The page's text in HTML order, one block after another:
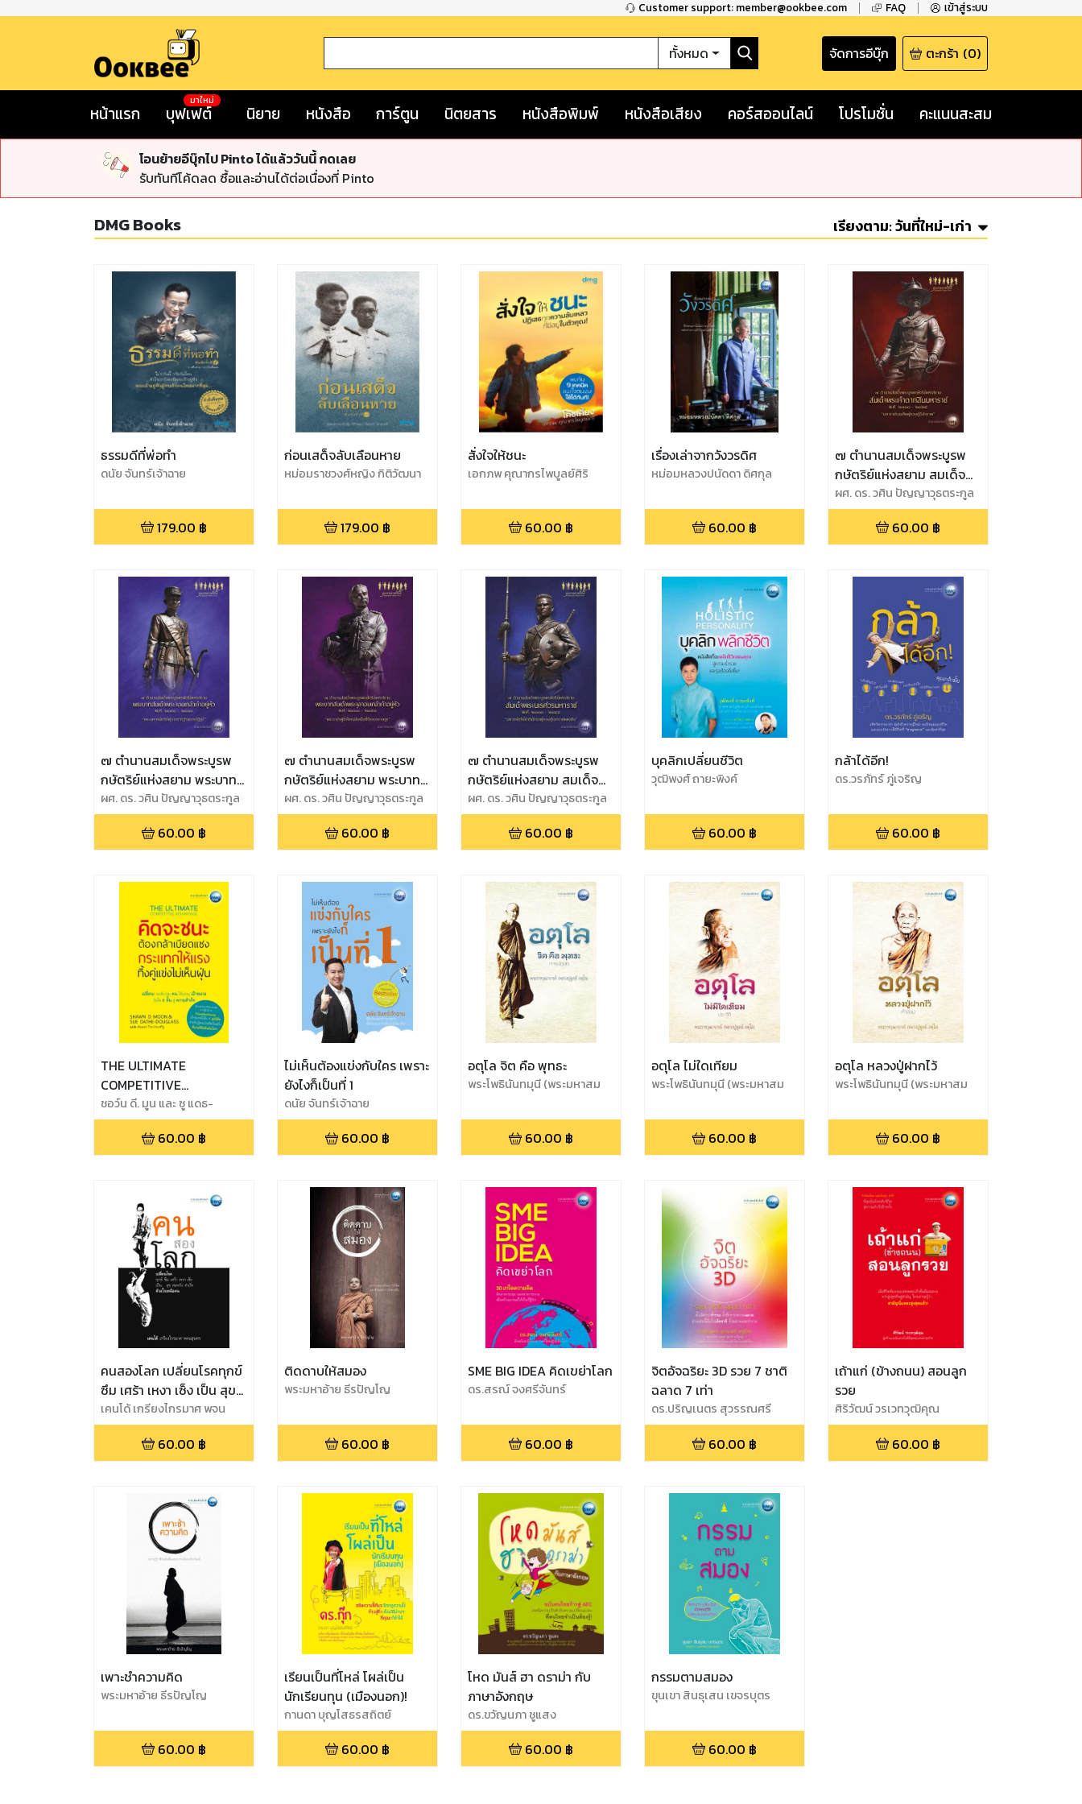
Customer support: member@ookbee.com FAQ เข้าสู่ระบบ
ทั้งหมด จัดการอีบุ๊ก ตะกร้า (0)
หน้าแรก บุฟเฟต์
มาใหม่
นิยาย หนังสือ การ์ตูน นิตยสาร หนังสือพิมพ์ หนังสือเสียง คอร์สออนไลน์ โปรโมชั่น คะแนนสะสม
โอนย้ายอีบุ๊กไป Pinto ได้แล้ววันนี้ กดเลย
รับทันทีโค้ดลด ซื้อและอ่านได้ต่อเนื่องที่ Pinto
DMG Books เรียงตาม:วันที่ใหม่-เก่า
ธรรมดีที่พ่อทำ
ดนัย จันทร์เจ้าฉาย
179.00 ฿
ก่อนเสด็จลับเลือนหาย
หม่อมราชวงศ์หญิง กิติวัฒนา
179.00 ฿
สั่งใจให้ชนะ
เอกภพ คุณากรไพบูลย์ศิริ
60.00 ฿
เรื่องเล่าจากวังวรดิศ
หม่อมหลวงปนัดดา ดิศกุล
60.00 ฿
๗ ตำนานสมเด็จพระบูรพ
กษัตริย์แห่งสยาม สมเด็จ
พระเจ้าตากสินมหาราช
ผศ. ดร. วศิน ปัญญาวุธตระกูล
60.00 ฿
๗ ตำนานสมเด็จพระบูรพ
กษัตริย์แห่งสยาม พระบาท
สมเด็จพระจอมเกล้าเจ้าอยู่
หัว
ผศ. ดร. วศิน ปัญญาวุธตระกูล
60.00 ฿
๗ ตำนานสมเด็จพระบูรพ
กษัตริย์แห่งสยาม พระบาท
สมเด็จพระจุลจอมเกล้าเจ้า
อยู่หัวมหาราช
ผศ. ดร. วศิน ปัญญาวุธตระกูล
60.00 ฿
๗ ตำนานสมเด็จพระบูรพ
กษัตริย์แห่งสยาม สมเด็จ
พระนเรศวรมหาราช
ผศ. ดร. วศิน ปัญญาวุธตระกูล
60.00 ฿
บุคลิกเปลี่ยนชีวิต
วุฒิพงศ์ ถายะพิงค์
60.00 ฿
กล้าได้อีก!
ดร.วรภัทร์ ภู่เจริญ
60.00 ฿
THE ULTIMATE
COMPETITIVE
ADVANTAGE คิดจะชนะ
ต้องกล้าเบียดแซง กระแทก
ให้แรง ทิ้งคู่แข่งไม่เห็นฝุ่น
ชอว์น ดี. มูน และ ซู แดธ-
ดักลาส
60.00 ฿
ไม่เห็นต้องแข่งกับใคร เพราะ
ยังไงก็เป็นที่ 1
ดนัย จันทร์เจ้าฉาย
60.00 ฿
อตุโล จิต คือ พุทธะ
พระโพธินันทมุนี (พระมหาสม
60.00 ฿
อตุโล ไม่ใดเทียม
พระโพธินันทมุนี (พระมหาสม
60.00 ฿
อตุโล หลวงปู่ฝากไว้
พระโพธินันทมุนี (พระมหาสม
60.00 ฿
คนสองโลก เปลี่ยนโรคทุกข์
ซึม เศร้า เหงา เซ็ง เป็น สุข
สมหวัง สำเร็จ ด้วยใจเหนือ
คน
เคนโด้ เกรียงไกรมาศ พจน
สุนทร
60.00 ฿
ติดดาบให้สมอง
พระมหาอ้าย ธีรปัญโญ
60.00 ฿
SME BIG IDEA คิดเขย่าโลก
ดร.สรณ์ จงศรีจันทร์
60.00 ฿
จิตอัจฉริยะ 3D รวย 7 ชาติ
ฉลาด 7 เท่า
ดร.ปริญเนตร สุวรรณศรี
60.00 ฿
เถ้าแก่ (ข้างถนน) สอนลูก
รวย
ศิริวัฒน์ วรเวทวุฒิคุณ
60.00 ฿
เพาะชำความคิด
พระมหาอ้าย ธีรปัญโญ
60.00 ฿
เรียนเป็นที่โหล่ โผล่เป็น
นักเรียนทุน (เมืองนอก)!
กานดา บุญโสธรสถิตย์
(ดร.กุ๊ก)
60.00 ฿
โหด มันส์ ฮา ดราม่า กับ
ภาษาอังกฤษ
ดร.ขวัญนภา ชูแสง
60.00 ฿
กรรมตามสมอง
ขุนเขา สินธุเสน เขจรบุตร
60.00 ฿